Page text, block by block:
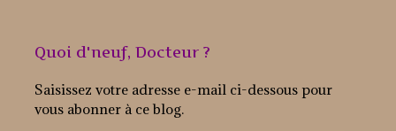
Quoi d'neuf, Docteur ?
Saisissez votre adresse e-mail ci-dessous pour
vous abonner à ce blog.